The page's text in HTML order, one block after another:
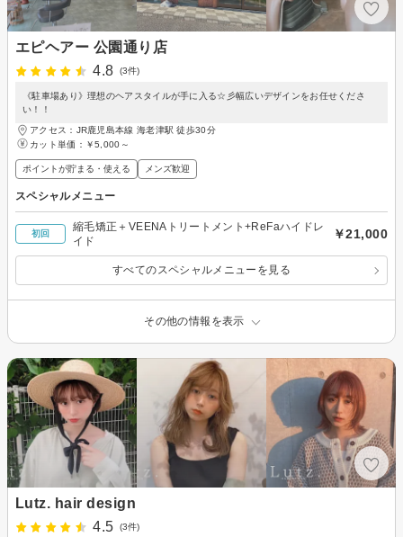
エピヘアー 公園通り店
4.8
(3件)
《駐車場あり》理想のヘアスタイルが手に入る☆彡幅広いデザインをお任せくださ
い！！
アクセス：JR鹿児島本線 海老津駅 徒歩30分
カット単価： ￥5,000～
ポイントが貯まる・使える メンズ歓迎
スペシャルメニュー
初回
縮毛矯正＋VEENAトリートメント+ReFaハイドレ
イド
￥21,000
すべてのスペシャルメニューを見る
その他の情報を表示
Lutz. hair design
4.5
(3件)